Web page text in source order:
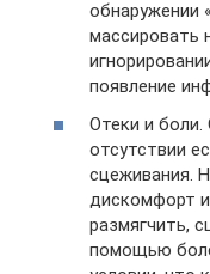
обнаружении
массировать
появление
Отеки и боли.
отсутствии
сцеживания.
дискомфорт
размягчить,
помощью